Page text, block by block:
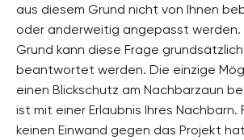
aus diesem Grund nicht von Ihnen
oder anderweitig angepasst werden.
Grund kann diese Frage grundsätzlich
beantwortet werden. Die einzige
einen Blickschutz am Nachbarzaun
ist mit einer Erlaubnis Ihres Nachbarn.
keinen Einwand gegen das Projekt